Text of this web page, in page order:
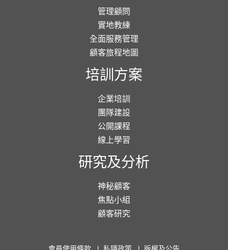
管理顧問
實地教練
全面服務管理
顧客旅程地圖
培訓方案
企業培訓
團隊建設
公開課程
線上學習
研究及分析
神秘顧客
焦點小組
顧客研究
會員使用條款 | 私隱政策 | 版權及公告